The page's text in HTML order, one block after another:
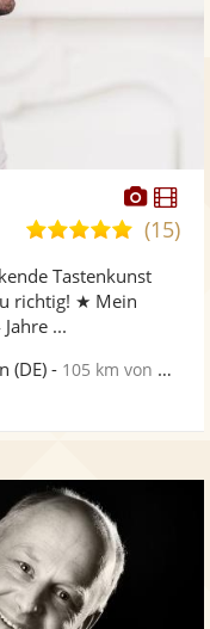
Fotos
5,0
5
(15)
Tastenkunst
richtig! ★ Mein
...
(DE) - 105 km von Esslingen am Neckar